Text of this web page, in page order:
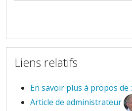
Liens relatifs
En savoir plus à propos de :
Article de administrateur